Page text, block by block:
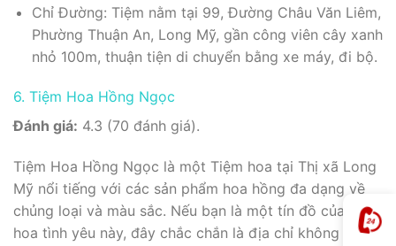
Chỉ Đường: Tiệm nằm tại 99, Đường Châu Văn Liêm,
Phường Thuận An, Long Mỹ, gần công viên cây xanh
nhỏ 100m, thuận tiện di chuyển bằng xe máy, đi bộ.
6. Tiệm Hoa Hồng Ngọc
Đánh giá: 4.3 (70 đánh giá).
Tiệm Hoa Hồng Ngọc là một Tiệm hoa tại Thị xã Long
Mỹ nổi tiếng với các sản phẩm hoa hồng đa dạng về
chủng loại và màu sắc. Nếu bạn là một tín đồ của loài
hoa tình yêu này, đây chắc chắn là địa chỉ không thể